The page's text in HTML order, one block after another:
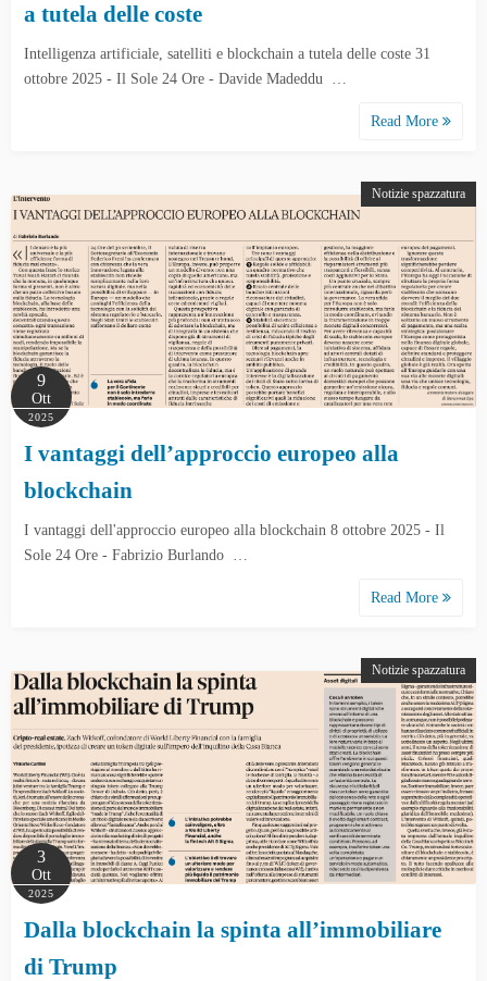
a tutela delle coste
Intelligenza artificiale, satelliti e blockchain a tutela delle coste 31
ottobre 2025 - Il Sole 24 Ore - Davide Madeddu …
Read More
Notizie spazzatura
9
Ott
2025
I vantaggi dell’approccio europeo alla
blockchain
I vantaggi dell'approccio europeo alla blockchain 8 ottobre 2025 - Il
Sole 24 Ore - Fabrizio Burlando …
Read More
Notizie spazzatura
3
Ott
2025
Dalla blockchain la spinta all’immobiliare
di Trump